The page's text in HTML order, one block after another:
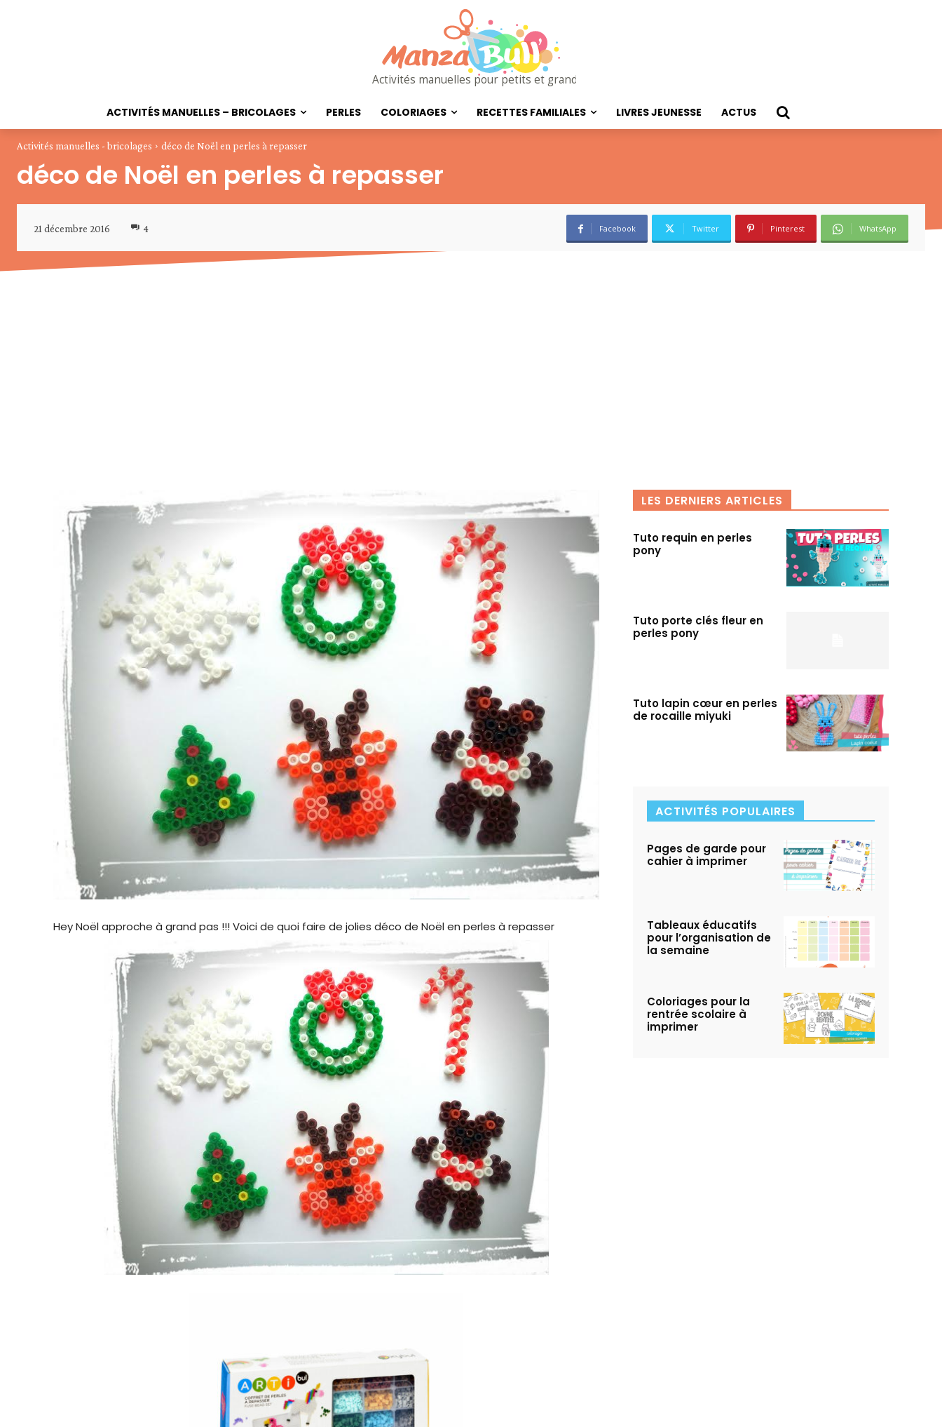
Activités manuelles pour petits et grands
ACTIVITÉS MANUELLES – BRICOLAGES PERLES COLORIAGES RECETTES FAMILIALES LIVRES JEUNESSE ACTUS
Activités manuelles - bricolages déco de Noël en perles à repasser
déco de Noël en perles à repasser
21 décembre 2016 4 Facebook Twitter Pinterest WhatsApp
Hey Noël approche à grand pas !!! Voici de quoi faire de jolies déco de Noël en perles à repasser
LES DERNIERS ARTICLES
Tuto requin en perles
pony
Tuto porte clés fleur en
perles pony
Tuto lapin cœur en perles
de rocaille miyuki
ACTIVITÉS POPULAIRES
Pages de garde pour
cahier à imprimer
Tableaux éducatifs
pour l’organisation de
la semaine
Coloriages pour la
rentrée scolaire à
imprimer